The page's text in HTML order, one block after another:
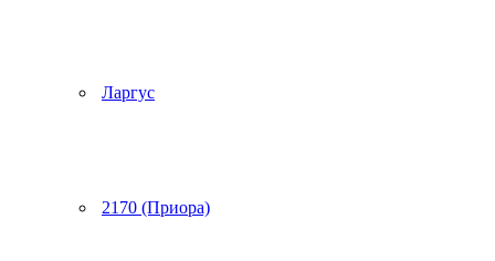
Ларгус
2170 (Приора)